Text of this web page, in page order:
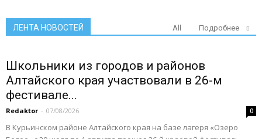
ЛЕНТА НОВОСТЕЙ All Подробнее
Школьники из городов и районов
Алтайского края участвовали в 26-м
фестивале...
Redaktor - 07/08/2026 0
В Курьинском районе Алтайского края на базе лагеря «Озеро